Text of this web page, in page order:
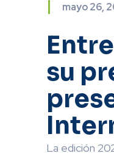
mayo 26,
su
La edición